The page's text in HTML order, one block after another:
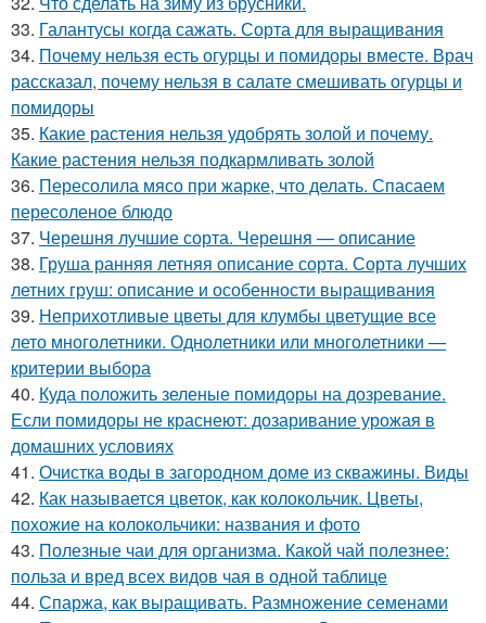
33. Галантусы когда сажать. Сорта для выращивания
34. Почему нельзя есть огурцы и помидоры вместе. Врач
рассказал, почему нельзя в салате смешивать огурцы и
помидоры
35. Какие растения нельзя удобрять золой и почему.
Какие растения нельзя подкармливать золой
36. Пересолила мясо при жарке, что делать. Спасаем
пересоленое блюдо
37. Черешня лучшие сорта. Черешня — описание
38. Груша ранняя летняя описание сорта. Сорта лучших
летних груш: описание и особенности выращивания
39. Неприхотливые цветы для клумбы цветущие все
лето многолетники. Однолетники или многолетники —
критерии выбора
40. Куда положить зеленые помидоры на дозревание.
Если помидоры не краснеют: дозаривание урожая в
домашних условиях
41. Очистка воды в загородном доме из скважины. Виды
42. Как называется цветок, как колокольчик. Цветы,
похожие на колокольчики: названия и фото
43. Полезные чаи для организма. Какой чай полезнее:
польза и вред всех видов чая в одной таблице
44. Спаржа, как выращивать. Размножение семенами